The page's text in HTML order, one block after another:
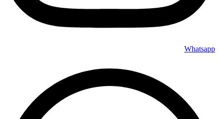
Whatsapp